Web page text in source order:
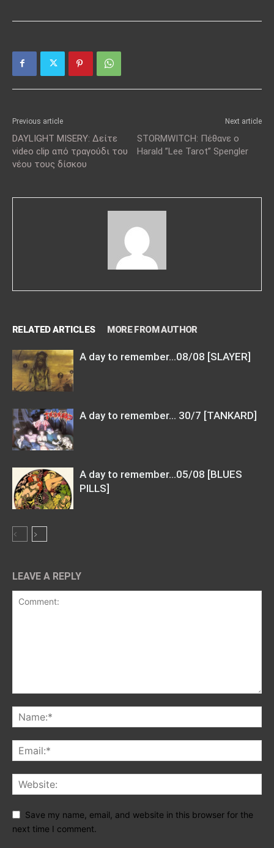
Previous article
DAYLIGHT MISERY: Δείτε
video clip από τραγούδι του
νέου τους δίσκου
Next article
STORMWITCH: Πέθανε ο
Harald ”Lee Tarot” Spengler
RELATED ARTICLES MORE FROM AUTHOR
A day to remember…08/08 [SLAYER]
A day to remember… 30/7 [TANKARD]
A day to remember…05/08 [BLUES
PILLS]
LEAVE A REPLY
Save my name, email, and website in this browser for the
next time I comment.